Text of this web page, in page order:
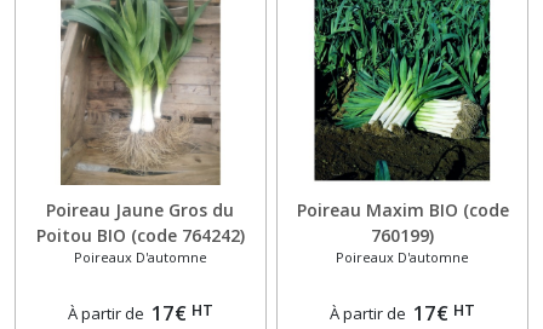
Poireau Jaune Gros du
Poitou BIO (code 764242)
Poireaux D'automne
À partir de 17€ HT
Poireau Maxim BIO (code
760199)
Poireaux D'automne
À partir de 17€ HT